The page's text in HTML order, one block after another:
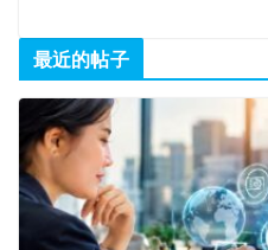
最近的帖子